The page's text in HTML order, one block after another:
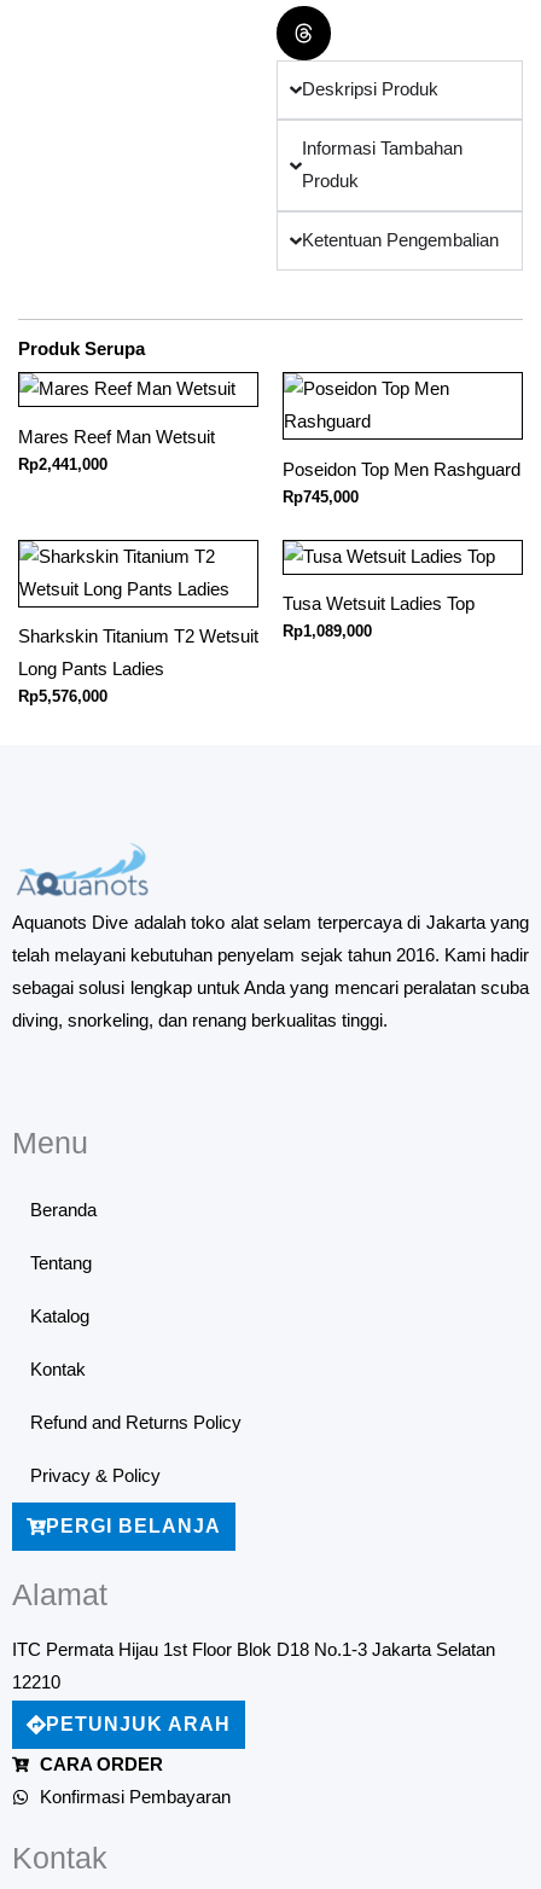
Deskripsi Produk
Informasi Tambahan
Produk
Ketentuan Pengembalian
Produk Serupa
Mares Reef Man Wetsuit
Rp2,441,000 Poseidon Top Men Rashguard
Rp745,000
Sharkskin Titanium T2 Wetsuit
Long Pants Ladies
Rp5,576,000
Tusa Wetsuit Ladies Top
Rp1,089,000
Aquanots Dive adalah toko alat selam terpercaya di Jakarta yang
telah melayani kebutuhan penyelam sejak tahun 2016. Kami hadir
sebagai solusi lengkap untuk Anda yang mencari peralatan scuba
diving, snorkeling, dan renang berkualitas tinggi.
Menu
Beranda
Tentang
Katalog
Kontak
Refund and Returns Policy
Privacy & Policy
PERGI BELANJA
Alamat
ITC Permata Hijau 1st Floor Blok D18 No.1-3 Jakarta Selatan
12210
PETUNJUK ARAH
CARA ORDER
Konfirmasi Pembayaran
Kontak